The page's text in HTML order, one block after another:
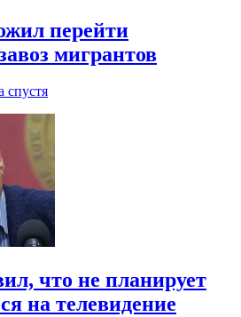
перейти
мигрантов
спустя
что не планирует
на телевидение